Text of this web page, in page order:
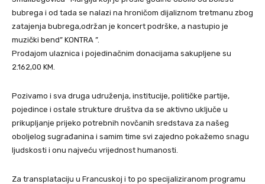
bubrega i od tada se nalazi na hroničom dijaliznom tretmanu zbog
zatajenja bubrega,održan je koncert podrške, a nastupio je
muzički bend” KONTRA ”.
Prodajom ulaznica i pojedinačnim donacijama sakupljene su
2.162,00 KM.
Pozivamo i sva druga udruženja, institucije, političke partije,
pojedince i ostale strukture društva da se aktivno uključe u
prikupljanje prijeko potrebnih novčanih sredstava za našeg
oboljelog sugrađanina i samim time svi zajedno pokažemo snagu
ljudskosti i onu najveću vrijednost humanosti.
Za transplataciju u Francuskoj i to po specijaliziranom programu